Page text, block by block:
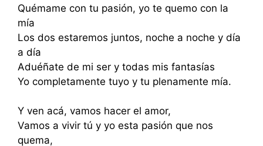
Quémame con tu pasión, yo te quemo con la
mía
Los dos estaremos juntos, noche a noche y día
a día
Aduéñate de mi ser y todas mis fantasías
Yo completamente tuyo y tu plenamente mía.
Y ven acá, vamos hacer el amor,
Vamos a vivir tú y yo esta pasión que nos
quema,